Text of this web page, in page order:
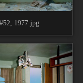
1977.jpg